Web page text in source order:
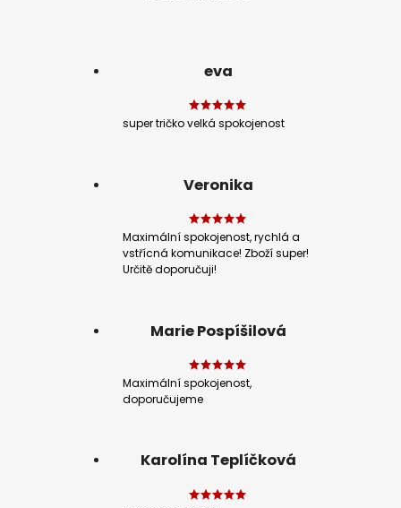
eva
super tričko velká spokojenost
Veronika
Maximální spokojenost, rychlá a
vstřícná komunikace! Zboží super!
Určitě doporučuji!
Marie Pospíšilová
Maximální spokojenost,
doporučujeme
Karolína Teplíčková